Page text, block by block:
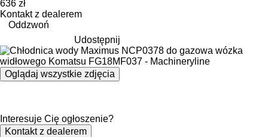
636 zł
Kontakt z dealerem
Oddzwoń
Udostępnij
Oglądaj wszystkie zdjęcia
Interesuje Cię ogłoszenie?
Kontakt z dealerem